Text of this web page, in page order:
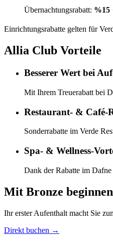
Übernachtungsrabatt: %15
Einrichtungsrabatte gelten für
Allia Club Vorteile
Besserer Wert bei
Mit Ihrem Treuerabatt bei
Restaurant- & Café-
Sonderrabatte im Verde
Spa- & Wellness-
Dank der Rabatte im
Mit Bronze
Ihr erster Aufenthalt macht Sie
Direkt buchen →